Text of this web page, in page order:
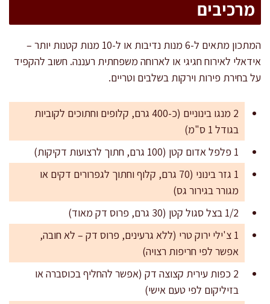
מרכיבים
המתכון מתאים ל-6 מנות נדיבות או ל-10 מנות קטנות יותר –
אידאלי לאירוח חגיגי או לארוחה משפחתית רעננה. חשוב להקפיד
על בחירת פירות וירקות בשלבים וטריים.
2 מנגו בינוניים (כ-400 גרם, קלופים וחתוכים לקוביות
בגודל 1 ס"מ)
1 פלפל אדום קטן (100 גרם, חתוך לרצועות דקיקות)
1 גזר בינוני (70 גרם, קלוף וחתוך לגפרורים דקים או
מגורר בגירור גס)
1/2 בצל סגול קטן (30 גרם, פרוס דק מאוד)
1 צ'ילי ירוק טרי (ללא גרעינים, פרוס דק – לא חובה,
אפשר לפי חריפות רצויה)
2 כפות עירית קצוצה דק (אפשר להחליף בכוסברה או
בזיליקום לפי טעם אישי)